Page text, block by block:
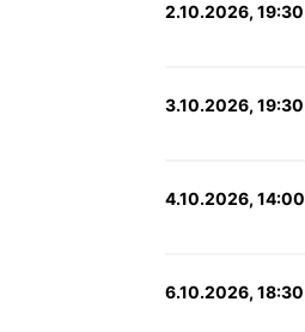
2.10.2026, 19:30
3.10.2026, 19:30
4.10.2026, 14:00
6.10.2026, 18:30